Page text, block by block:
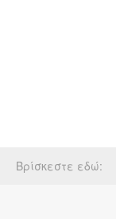
Βρίσκεστε εδώ: